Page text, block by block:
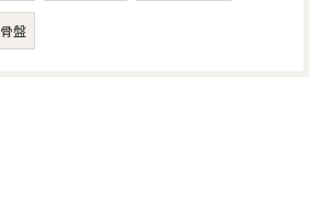
骨盤